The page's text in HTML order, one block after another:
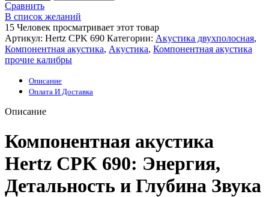
Сравнить
В список желаний
15 Человек просматривает этот товар
Артикул: Hertz CPK 690 Категории: Акустика двухполосная,
Компонентная акустика, Акустика, Компонентная акустика
прочие калибры
Описание
Оплата И Доставка
Описание
Компонентная акустика
Hertz CPK 690: Энергия,
Детальность и Глубина Звука